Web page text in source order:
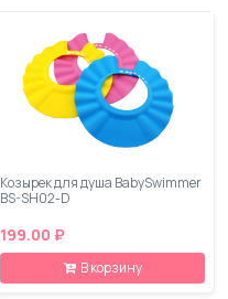
Козырек для душа BabySwimmer
BS-SH02-D
199.00 ₽
В корзину